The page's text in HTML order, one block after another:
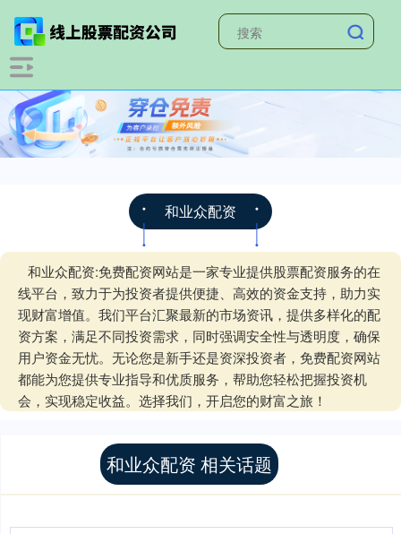
和业众配资
和业众配资:免费配资网站是一家专业提供股票配资服务的在
线平台，致力于为投资者提供便捷、高效的资金支持，助力实
现财富增值。我们平台汇聚最新的市场资讯，提供多样化的配
资方案，满足不同投资需求，同时强调安全性与透明度，确保
用户资金无忧。无论您是新手还是资深投资者，免费配资网站
都能为您提供专业指导和优质服务，帮助您轻松把握投资机
会，实现稳定收益。选择我们，开启您的财富之旅！
和业众配资 相关话题